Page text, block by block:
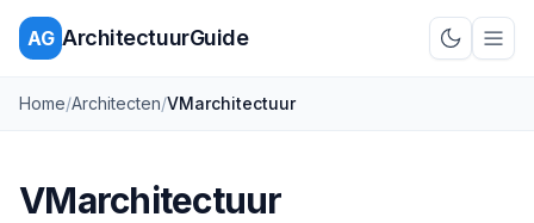
AG ArchitectuurGuide
Schakel
Home/Architecten/VMarchitectuur
VMarchitectuur